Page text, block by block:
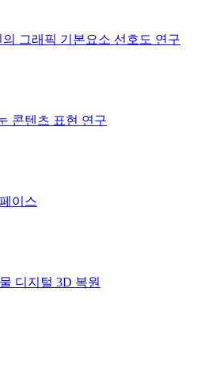
그래픽 기본요소 선호도 연구
콘텐츠 표현 연구
이스
디지털 3D 복원